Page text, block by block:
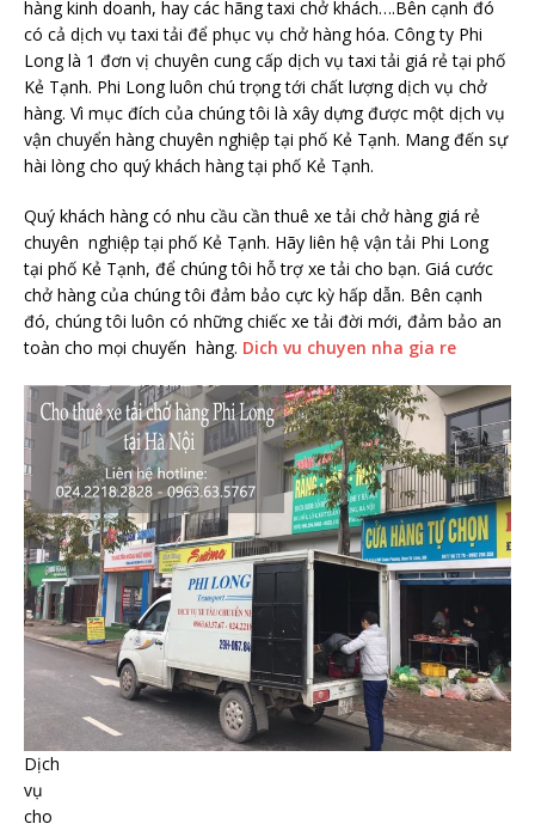
hàng kinh doanh, hay các hãng taxi chở khách….Bên cạnh đó
có cả dịch vụ taxi tải để phục vụ chở hàng hóa. Công ty Phi
Long là 1 đơn vị chuyên cung cấp dịch vụ taxi tải giá rẻ tại phố
Kẻ Tạnh. Phi Long luôn chú trọng tới chất lượng dịch vụ chở
hàng. Vì mục đích của chúng tôi là xây dựng được một dịch vụ
vận chuyển hàng chuyên nghiệp tại phố Kẻ Tạnh. Mang đến sự
hài lòng cho quý khách hàng tại phố Kẻ Tạnh.
Quý khách hàng có nhu cầu cần thuê xe tải chở hàng giá rẻ
chuyên nghiệp tại phố Kẻ Tạnh. Hãy liên hệ vận tải Phi Long
tại phố Kẻ Tạnh, để chúng tôi hỗ trợ xe tải cho bạn. Giá cước
chở hàng của chúng tôi đảm bảo cực kỳ hấp dẫn. Bên cạnh
đó, chúng tôi luôn có những chiếc xe tải đời mới, đảm bảo an
toàn cho mọi chuyến hàng. Dich vu chuyen nha gia re
Dịch
vụ
cho